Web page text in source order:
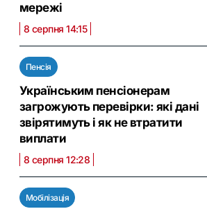
мережі
8 серпня 14:15
Пенсія
Українським пенсіонерам
загрожують перевірки: які дані
звірятимуть і як не втратити
виплати
8 серпня 12:28
Мобілізація